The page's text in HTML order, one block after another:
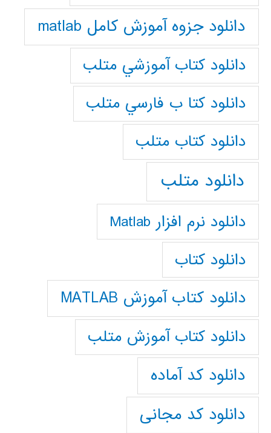
دانلود جزوه آموزش کامل matlab
دانلود كتاب آموزشي متلب
دانلود كتا ب فارسي متلب
دانلود كتاب متلب
دانلود متلب
دانلود نرم افزار Matlab
دانلود کتاب
دانلود کتاب آموزش MATLAB
دانلود کتاب آموزش متلب
دانلود کد آماده
دانلود کد مجانی